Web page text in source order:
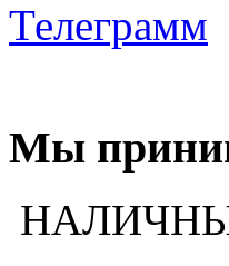
Телеграмм
Мы